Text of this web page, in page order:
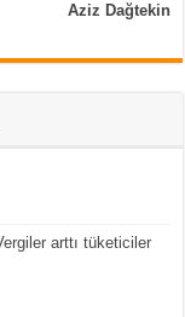
Aziz Dağtekin
arttı tüketiciler